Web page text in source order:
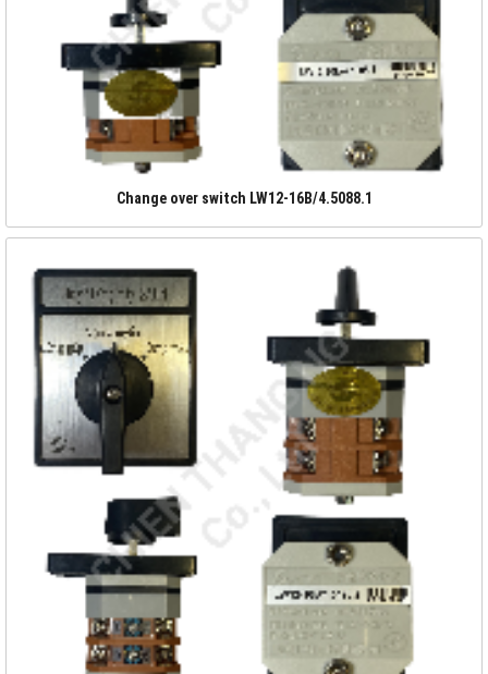
Change over switch LW12-16B/4.5088.1